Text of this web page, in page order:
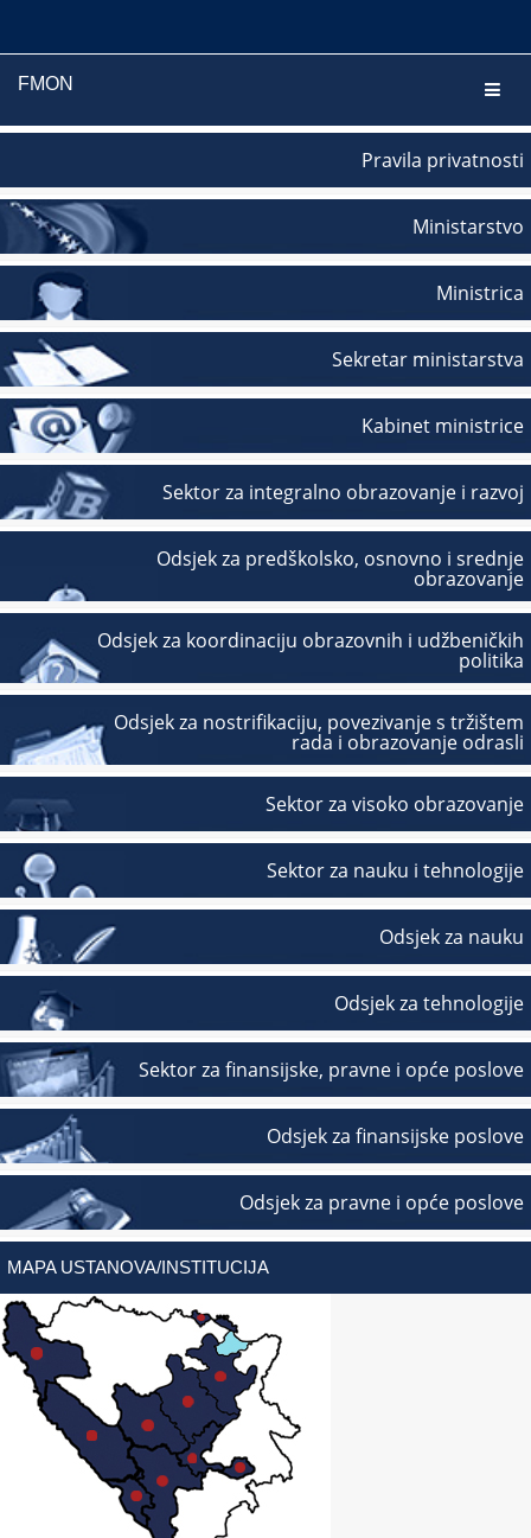
FMON
Pravila privatnosti
Ministarstvo
Ministrica
Sekretar ministarstva
Kabinet ministrice
Sektor za integralno obrazovanje i razvoj
Odsjek za predškolsko, osnovno i srednje
obrazovanje
Odsjek za koordinaciju obrazovnih i udžbeničkih
politika
Odsjek za nostrifikaciju, povezivanje s tržištem
rada i obrazovanje odrasli
Sektor za visoko obrazovanje
Sektor za nauku i tehnologije
Odsjek za nauku
Odsjek za tehnologije
Sektor za finansijske, pravne i opće poslove
Odsjek za finansijske poslove
Odsjek za pravne i opće poslove
MAPA USTANOVA/INSTITUCIJA